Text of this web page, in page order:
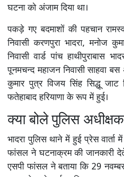
घटना को अंजाम दिया था।
पकड़े गए बदमाशों की पहचान
निवासी करणपुरा भादरा, मनोज
निवासी वार्ड पांच हाथीपुराबास
पूनमचन्द महाजन निवासी साहवा
कुमार पुत्र विजय सिंह सिद्धू जाट
फतेहाबाद हरियाणा के रूप में हुई।
क्या बोले पुलिस अधीक्षक
भादरा पुलिस थाने में हुई प्रेस वार्ता
फांसल ने घटनाक्रम की जानकारी
एसपी फांसल ने बताया कि 29